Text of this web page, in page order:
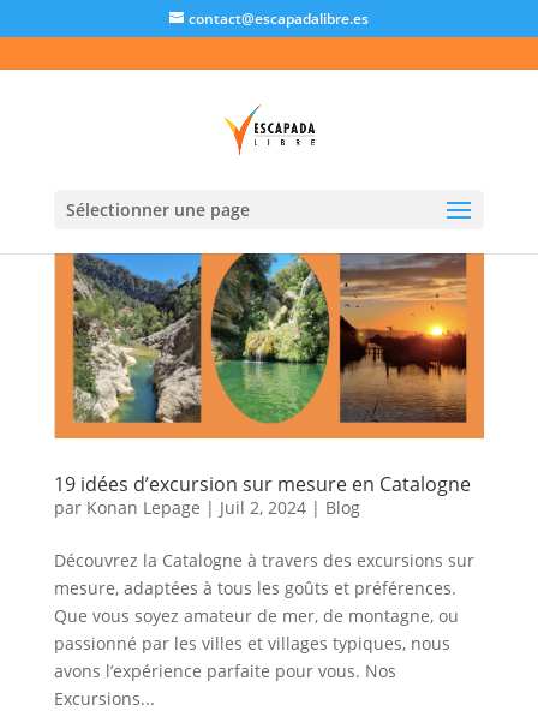
contact@escapadalibre.es
Sélectionner une page
19 idées d’excursion sur mesure en Catalogne
par Konan Lepage | Juil 2, 2024| Blog
Découvrez la Catalogne à travers des excursions sur
mesure, adaptées à tous les goûts et préférences.
Que vous soyez amateur de mer, de montagne, ou
passionné par les villes et villages typiques, nous
avons l’expérience parfaite pour vous. Nos
Excursions...